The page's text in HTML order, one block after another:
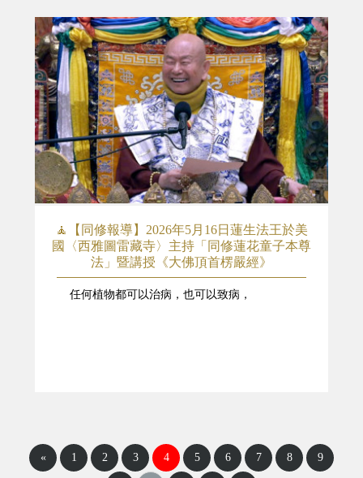
🧘【同修報導】2026年5月16日蓮生法王於美
國〈西雅圖雷藏寺〉主持「同修蓮花童子本尊
法」暨講授《大佛頂首楞嚴經》
任何植物都可以治病，也可以致病，
« 1 2 3 4 5 6 7 8 9